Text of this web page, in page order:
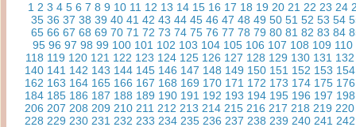
1 2 3 4 5 6 7 8 9 10 11 12 13 14 15 16 17 18 19 20 21 22 23 24
35 36 37 38 39 40 41 42 43 44 45 46 47 48 49 50 51 52 53 54
65 66 67 68 69 70 71 72 73 74 75 76 77 78 79 80 81 82 83 84
95 96 97 98 99 100 101 102 103 104 105 106 107 108 109 110
118 119 120 121 122 123 124 125 126 127 128 129 130 131 132
140 141 142 143 144 145 146 147 148 149 150 151 152 153 154
162 163 164 165 166 167 168 169 170 171 172 173 174 175 176
184 185 186 187 188 189 190 191 192 193 194 195 196 197 198
206 207 208 209 210 211 212 213 214 215 216 217 218 219 220
228 229 230 231 232 233 234 235 236 237 238 239 240 241 242